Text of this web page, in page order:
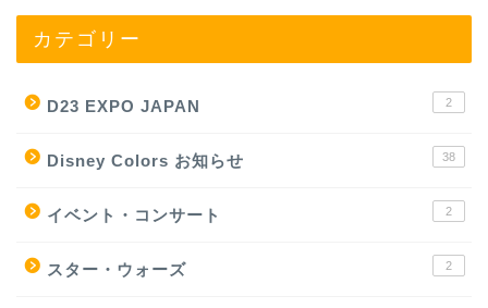
カテゴリー
D23 EXPO JAPAN 2
Disney Colors お知らせ 38
イベント・コンサート 2
スター・ウォーズ 2